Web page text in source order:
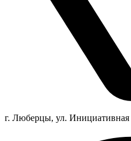
г. Люберцы, ул. Инициативная